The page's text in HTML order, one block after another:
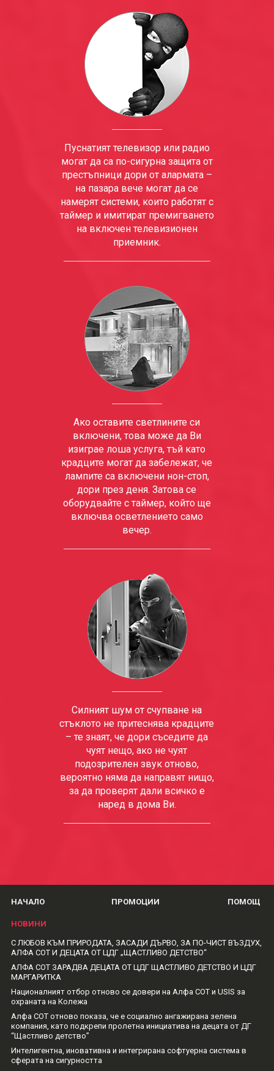
Пуснатият телевизор или радио
могат да са по-сигурна защита от
престъпници дори от алармата –
на пазара вече могат да се
намерят системи, които работят с
таймер и имитират премигването
на включен телевизионен
приемник.
Ако оставите светлините си
включени, това може да Ви
изиграе лоша услуга, тъй като
крадците могат да забележат, че
лампите са включени нон-стоп,
дори през деня. Затова се
оборудвайте с таймер, който ще
включва осветлението само
вечер.
Силният шум от счупване на
стъклото не притеснява крадците
– те знаят, че дори съседите да
чуят нещо, ако не чуят
подозрителен звук отново,
вероятно няма да направят нищо,
за да проверят дали всичко е
наред в дома Ви.
НАЧАЛО ПРОМОЦИИ ПОМОЩ
НОВИНИ
С ЛЮБОВ КЪМ ПРИРОДАТА, ЗАСАДИ ДЪРВО, ЗА ПО-ЧИСТ ВЪЗДУХ,
АЛФА СОТ И ДЕЦАТА ОТ ЦДГ „ЩАСТЛИВО ДЕТСТВО“
АЛФА СОТ ЗАРАДВА ДЕЦАТА ОТ ЦДГ ЩАСТЛИВО ДЕТСТВО И ЦДГ
МАРГАРИТКА
Националният отбор отново се довери на Алфа СОТ и USIS за
охраната на Колежа
Алфа СОТ отново показа, че е социално ангажирана зелена
компания, като подкрепи пролетна инициатива на децата от ДГ
“Щастливо детство”
Интелигентна, иновативна и интегрирана софтуерна система в
сферата на сигурността